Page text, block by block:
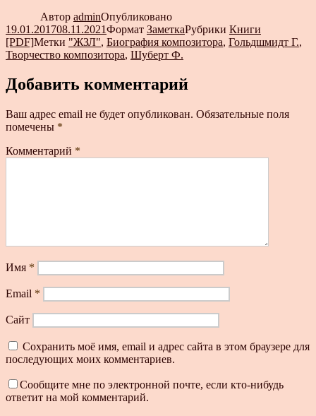
Автор adminОпубликовано
19.01.201708.11.2021Формат ЗаметкаРубрики Книги
[PDF]Метки "ЖЗЛ", Биография композитора, Гольдшмидт Г.,
Творчество композитора, Шуберт Ф.
Добавить комментарий
Ваш адрес email не будет опубликован. Обязательные поля
помечены *
Комментарий *
Имя *
Email *
Сайт
Сохранить моё имя, email и адрес сайта в этом браузере для
последующих моих комментариев.
Сообщите мне по электронной почте, если кто-нибудь
ответит на мой комментарий.